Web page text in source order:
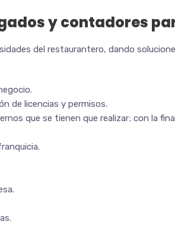
y contadores
del restaurantero, dando
de licencias y permisos.
que se tienen que realizar; con la